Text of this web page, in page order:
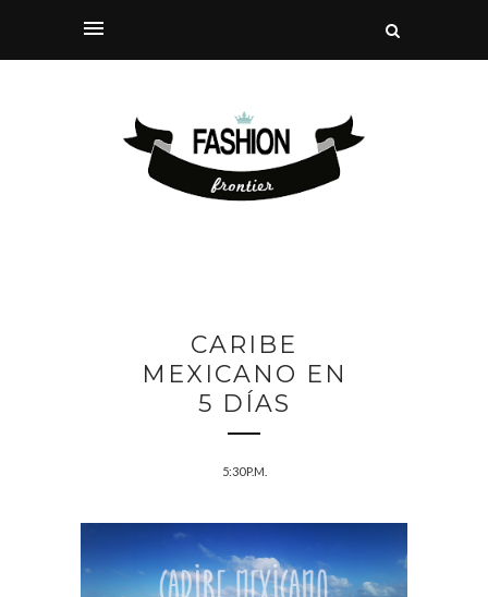
CARIBE
MEXICANO EN
5 DÍAS
5:30 P.M.